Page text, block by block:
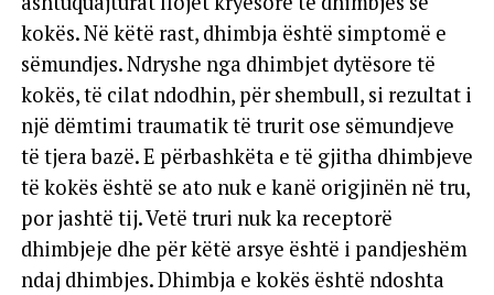
kokës. Në këtë rast, dhimbja është simptomë e
sëmundjes. Ndryshe nga dhimbjet dytësore të
kokës, të cilat ndodhin, për shembull, si rezultat i
një dëmtimi traumatik të trurit ose sëmundjeve
të tjera bazë. E përbashkëta e të gjitha dhimbjeve
të kokës është se ato nuk e kanë origjinën në tru,
por jashtë tij. Vetë truri nuk ka receptorë
dhimbjeje dhe për këtë arsye është i pandjeshëm
ndaj dhimbjes. Dhimbja e kokës është ndoshta